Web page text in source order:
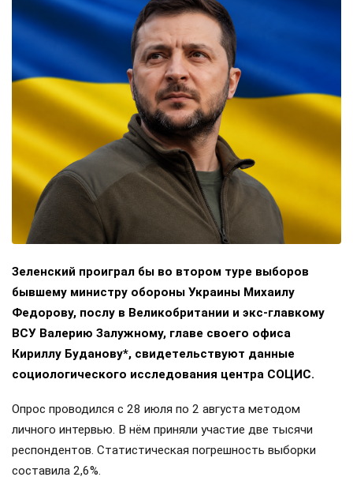
Зеленский проиграл бы во втором туре выборов
бывшему министру обороны Украины Михаилу
Федорову, послу в Великобритании и экс-главкому
ВСУ Валерию Залужному, главе своего офиса
Кириллу Буданову*, свидетельствуют данные
социологического исследования центра СОЦИС.
Опрос проводился с 28 июля по 2 августа методом
личного интервью. В нём приняли участие две тысячи
респондентов. Статистическая погрешность выборки
составила 2,6%.